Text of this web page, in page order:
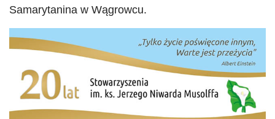
Samarytanina w Wągrowcu.